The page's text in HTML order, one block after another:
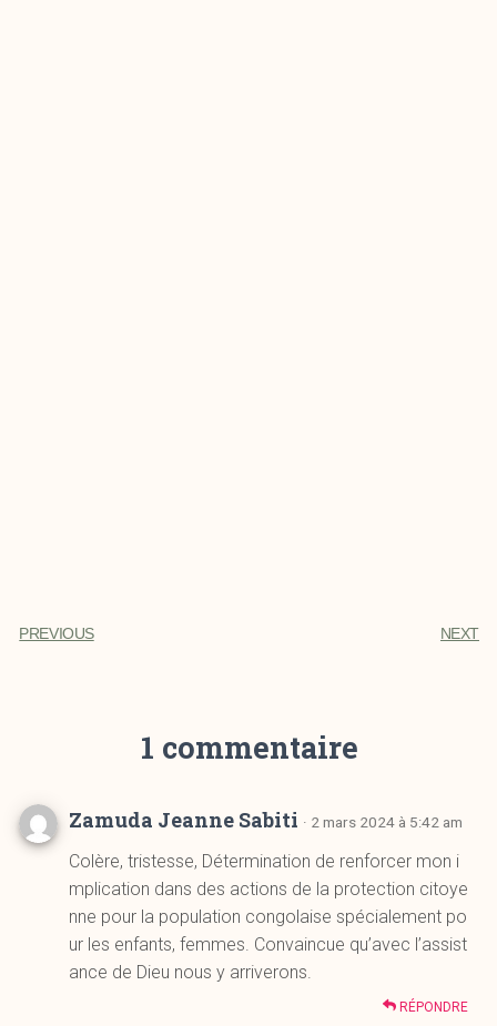
PREVIOUS NEXT
1 commentaire
Zamuda Jeanne Sabiti · 2 mars 2024 à 5:42 am
Colère, tristesse, Détermination de renforcer mon i
mplication dans des actions de la protection citoye
nne pour la population congolaise spécialement po
ur les enfants, femmes. Convaincue qu’avec l’assist
ance de Dieu nous y arriverons.
RÉPONDRE